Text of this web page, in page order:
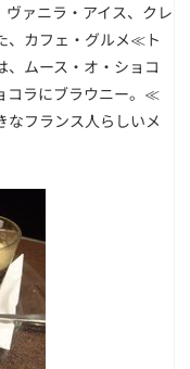
ァニラ・アイス、クレ
、カフェ・グルメ≪ト
ムース・オ・ショコ
コラにブラウニー。≪
フランス人らしいメ